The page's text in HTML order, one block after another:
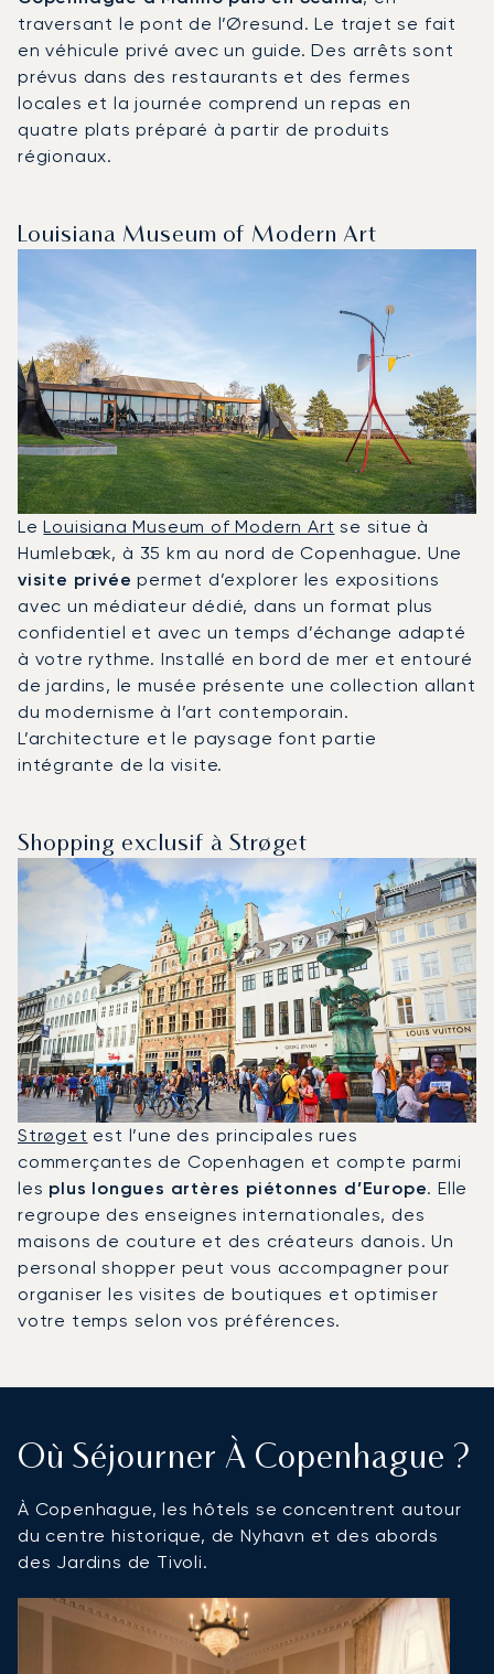
traversant le pont de l’Øresund. Le trajet se fait
en véhicule privé avec un guide. Des arrêts sont
prévus dans des restaurants et des fermes
locales et la journée comprend un repas en
quatre plats préparé à partir de produits
régionaux.
Louisiana Museum of Modern Art
LeLouisiana Museum of Modern Art se situe à
Humlebæk, à 35 km au nord de Copenhague. Une
visite privée permet d’explorer les expositions
avec un médiateur dédié, dans un format plus
confidentiel et avec un temps d’échange adapté
à votre rythme. Installé en bord de mer et entouré
de jardins, le musée présente une collection allant
du modernisme à l’art contemporain.
L’architecture et le paysage font partie
intégrante de la visite.
Shopping exclusif à Strøget
Strøget est l’une des principales rues
commerçantes de Copenhagen et compte parmi
les plus longues artères piétonnes d’Europe. Elle
regroupe des enseignes internationales, des
maisons de couture et des créateurs danois. Un
personal shopper peut vous accompagner pour
organiser les visites de boutiques et optimiser
votre temps selon vos préférences.
Où Séjourner À Copenhague ?
À Copenhague, les hôtels se concentrent autour
du centre historique, de Nyhavn et des abords
des Jardins de Tivoli.